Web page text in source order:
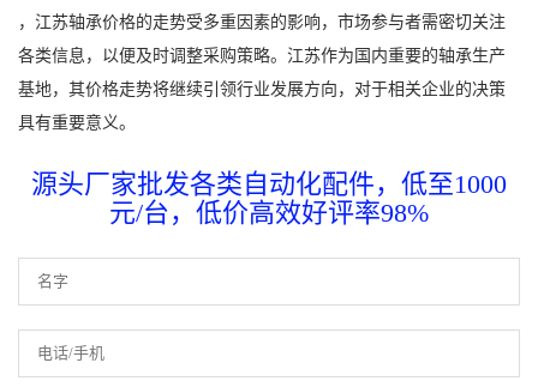
，江苏轴承价格的走势受多重因素的影响，市场参与者需密切关注
各类信息，以便及时调整采购策略。江苏作为国内重要的轴承生产
基地，其价格走势将继续引领行业发展方向，对于相关企业的决策
具有重要意义。
源头厂家批发各类自动化配件，低至1000
元/台，低价高效好评率98%